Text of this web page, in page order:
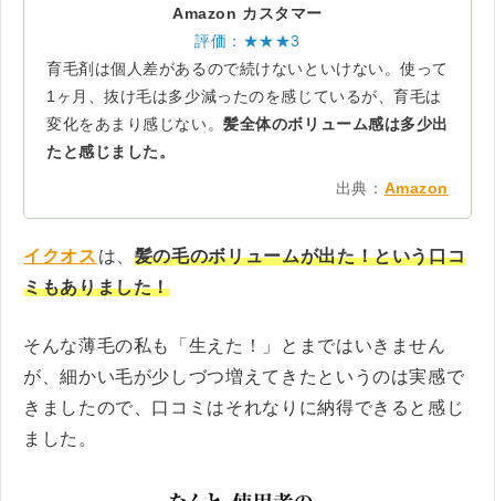
Amazon カスタマー
評価：★★★3
育毛剤は個人差があるので続けないといけない。使って
1ヶ月、抜け毛は多少減ったのを感じているが、育毛は
変化をあまり感じない。髪全体のボリューム感は多少出
たと感じました。
出典： Amazon
イクオス は、 髪の毛のボリュームが出た！という口コ
ミもありました！
そんな薄毛の私も「生えた！」とまではいきません
が、細かい毛が少しづつ増えてきたというのは実感で
きましたので、口コミはそれなりに納得できると感じ
ました。